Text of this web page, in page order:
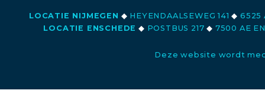
LOCATIE NIJMEGEN ◆ HEYENDAALSEWEG 141◆ 6525
LOCATIE ENSCHEDE ◆ POSTBUS 217◆ 7500 AE
Deze website wordt